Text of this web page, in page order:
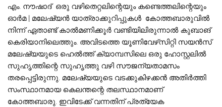
എം. നൗഷാദ് ഒരു വഴിതെറ്റലിന്റെയും കണ്ടെത്തലിന്റെയും
ഓർമ | മലേഷ്യൻ യാത്രാക്കുറിപ്പുകൾ കോത്തബാരുവില്‍
നിന്ന് ഏതാണ്ട് കാല്‍മണിക്കൂര്‍ വണ്ടിയിലിരുന്നാൽ കുബാങ്
കെരിയാനിലെത്തും. അവിടത്തെ യൂണിവേഴ്‌സിറ്റി സയന്‍സ്
മലേഷ്യയുടെ ഹെല്‍ത്ത് ക്യാമ്പസിലെ ഒരു ഹോസ്റ്റലില്‍
സുഹൃത്തിന്റെ സുഹൃത്തു വഴി സൗജന്യതാമസം
തരപ്പെട്ടിരുന്നു. മലേഷ്യയുടെ വടക്കുകിഴക്കന്‍ അതിര്‍ത്തി
സംസ്ഥാനമായ കെലന്തന്റെ തലസ്ഥാനമാണ്
കോത്തബാരു. ഇവിടേക്ക് വന്നതിന് പ്രത്യേക